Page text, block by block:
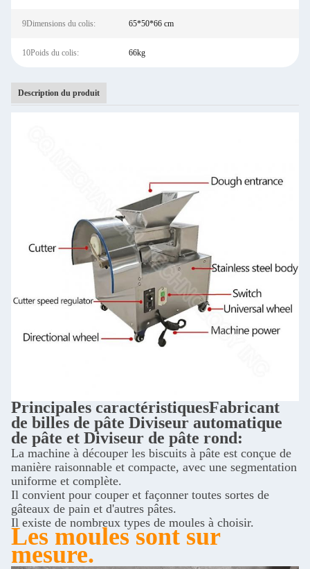
9Dimensions du colis: 65*50*66 cm
10Poids du colis: 66kg
Description du produit
Principales caractéristiquesFabricant
de billes de pâte Diviseur automatique
de pâte et Diviseur de pâte rond:
La machine à découper les biscuits à pâte est conçue de
manière raisonnable et compacte, avec une segmentation
uniforme et complète.
Il convient pour couper et façonner toutes sortes de
gâteaux de pain et d'autres pâtes.
Il existe de nombreux types de moules à choisir.
Les moules sont sur
mesure.